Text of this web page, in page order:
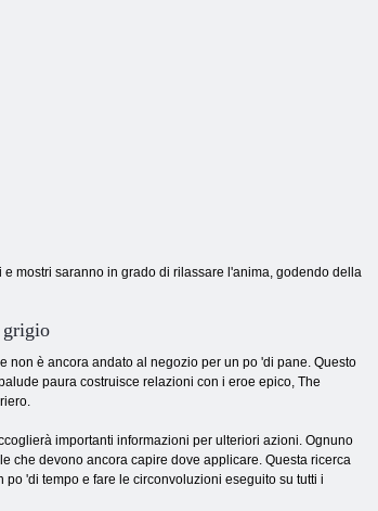
mostri saranno in grado di rilassare l'anima, godendo della
grigio
non è ancora andato al negozio per un po 'di pane. Questo
paura costruisce relazioni con i eroe epico, The
importanti informazioni per ulteriori azioni. Ognuno
che devono ancora capire dove applicare. Questa ricerca
'di tempo e fare le circonvoluzioni eseguito su tutti i